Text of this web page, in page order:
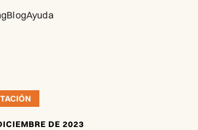
BlogAyuda
DE 2023